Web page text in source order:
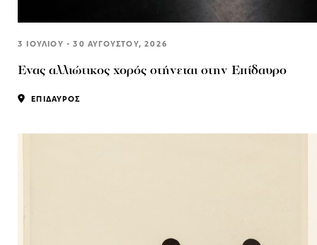
3 ΙΟΥΛΙΟΥ - 30 ΑΥΓΟΥΣΤΟΥ, 2026
Ένας αλλιώτικος χορός στήνεται στην Επίδαυρο
ΕΠΙΔΑΥΡΟΣ